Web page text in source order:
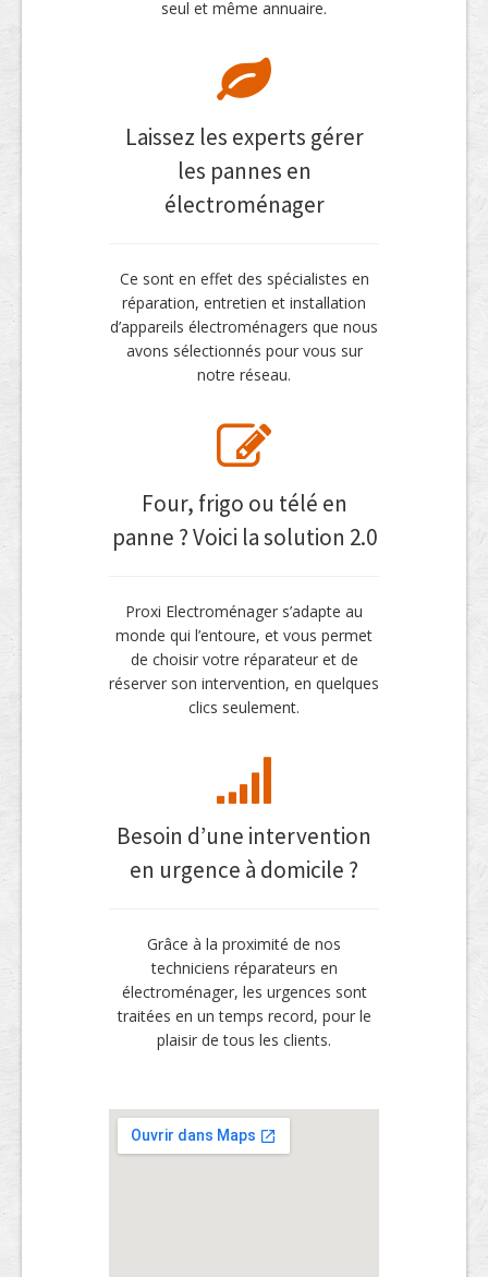
seul et même annuaire.
Laissez les experts gérer
les pannes en
électroménager
Ce sont en effet des spécialistes en
réparation, entretien et installation
d’appareils électroménagers que nous
avons sélectionnés pour vous sur
notre réseau.
Four, frigo ou télé en
panne ? Voici la solution 2.0
Proxi Electroménager s’adapte au
monde qui l’entoure, et vous permet
de choisir votre réparateur et de
réserver son intervention, en quelques
clics seulement.
Besoin d’une intervention
en urgence à domicile ?
Grâce à la proximité de nos
techniciens réparateurs en
électroménager, les urgences sont
traitées en un temps record, pour le
plaisir de tous les clients.